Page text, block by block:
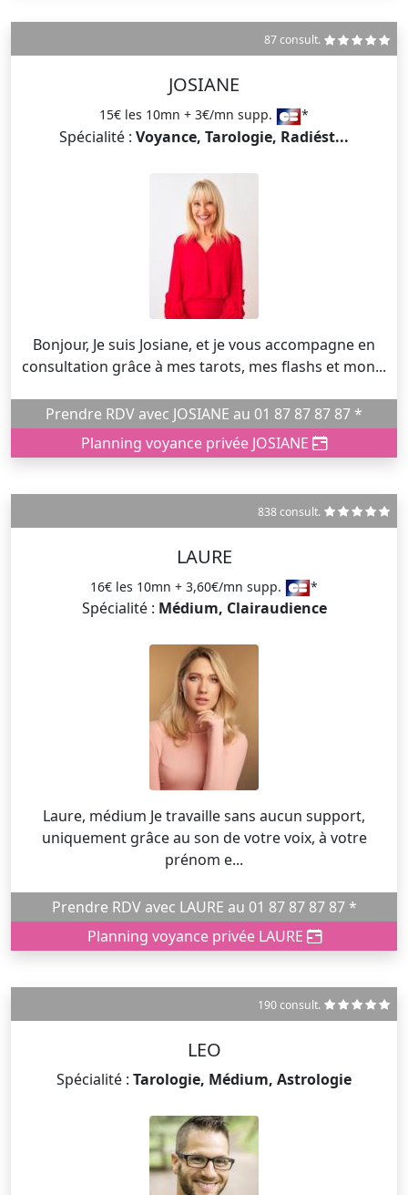
87 consult.
JOSIANE
15€ les 10mn + 3€/mn supp. *
Spécialité : Voyance, Tarologie, Radiést...
Bonjour, Je suis Josiane, et je vous accompagne en
consultation grâce à mes tarots, mes flashs et mon...
Prendre RDV avec JOSIANE au 01 87 87 87 87 *
Planning voyance privée JOSIANE
838 consult.
LAURE
16€ les 10mn + 3,60€/mn supp. *
Spécialité : Médium, Clairaudience
Laure, médium Je travaille sans aucun support,
uniquement grâce au son de votre voix, à votre
prénom e...
Prendre RDV avec LAURE au 01 87 87 87 87 *
Planning voyance privée LAURE
190 consult.
LEO
Spécialité : Tarologie, Médium, Astrologie